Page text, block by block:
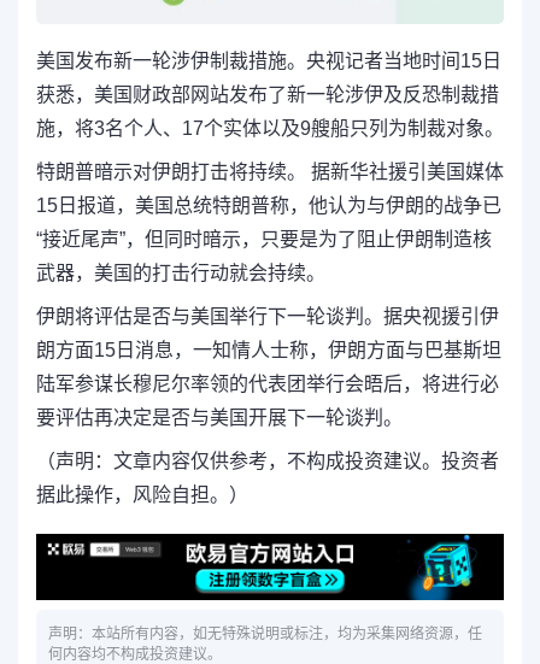
美国发布新一轮涉伊制裁措施。央视记者当地时间15日
获悉，美国财政部网站发布了新一轮涉伊及反恐制裁措
施，将3名个人、17个实体以及9艘船只列为制裁对象。
特朗普暗示对伊朗打击将持续。 据新华社援引美国媒体
15日报道，美国总统特朗普称，他认为与伊朗的战争已
“接近尾声”，但同时暗示，只要是为了阻止伊朗制造核
武器，美国的打击行动就会持续。
伊朗将评估是否与美国举行下一轮谈判。据央视援引伊
朗方面15日消息，一知情人士称，伊朗方面与巴基斯坦
陆军参谋长穆尼尔率领的代表团举行会晤后，将进行必
要评估再决定是否与美国开展下一轮谈判。
（声明：文章内容仅供参考，不构成投资建议。投资者
据此操作，风险自担。）
声明：本站所有内容，如无特殊说明或标注，均为采集网络资源，任
何内容均不构成投资建议。